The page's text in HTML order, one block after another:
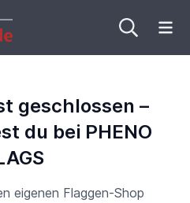
geschlossen –
du bei PHENO
eigenen Flaggen-Shop